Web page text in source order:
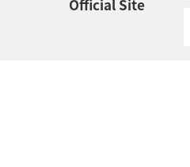
Official Site